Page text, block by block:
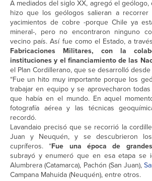
A mediados del siglo XX, agregó el geólogo,
hizo que los geólogos salieran a recorrer
yacimientos de cobre -porque Chile ya
mineral-, pero no encontraron ninguno
vecino país. Así fue como el Estado, a
Fabricaciones Militares, con la
instituciones y el financiamiento de las
el Plan Cordillerano, que se desarrolló desde
“Fue un hito muy importante porque los
trabajar en equipo y se aprovecharon
que había en el mundo. En aquel
fotografía aérea y las técnicas
recordó.
Lavandaio precisó que se recorrió la
Juan y Neuquén, y se descubrieron
cupríferos. “Fue una época de
subrayó y enumeró que en esa etapa se
Alumbrera (Catamarca), Pachón (San Juan),
Campana Mahuida (Neuquén), entre otros.